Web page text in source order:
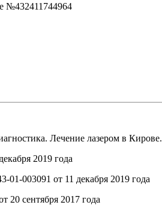
№432411744964
Лечение лазером в Кирове.
2019 года
003091 от 11 декабря 2019 года
сентября 2017 года